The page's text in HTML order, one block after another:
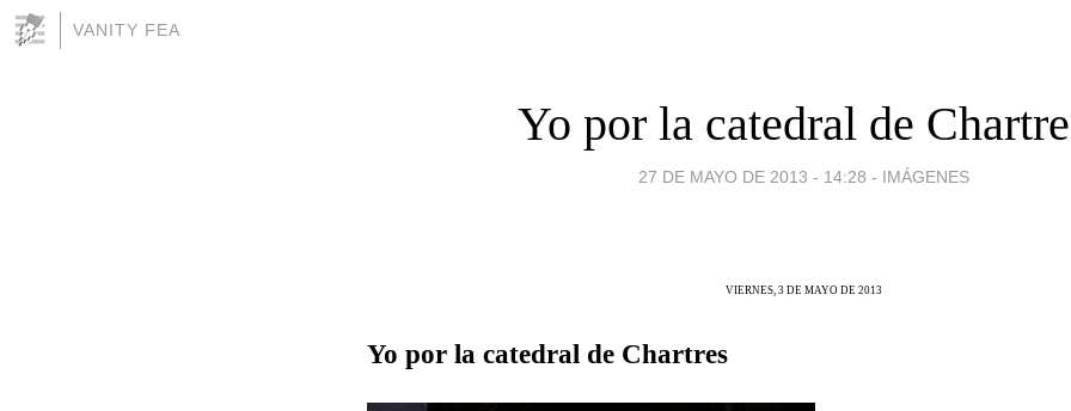
VANITY FEA
Yo por la catedral de
27 DE MAYO DE 2013 - 14:28 - IMÁGENES
VIERNES, 3 DE MAYO DE 2013
Yo por la catedral de Chartres